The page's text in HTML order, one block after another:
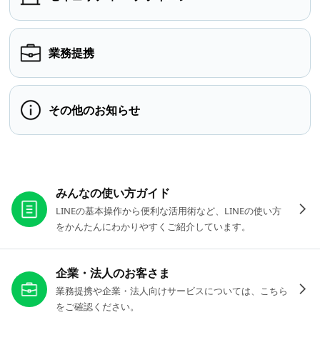
業務提携
その他のお知らせ
みんなの使い方ガイド
LINEの基本操作から便利な活用術など、LINEの使い方
をかんたんにわかりやすくご紹介しています。
企業・法人のお客さま
業務提携や企業・法人向けサービスについては、こちら
をご確認ください。